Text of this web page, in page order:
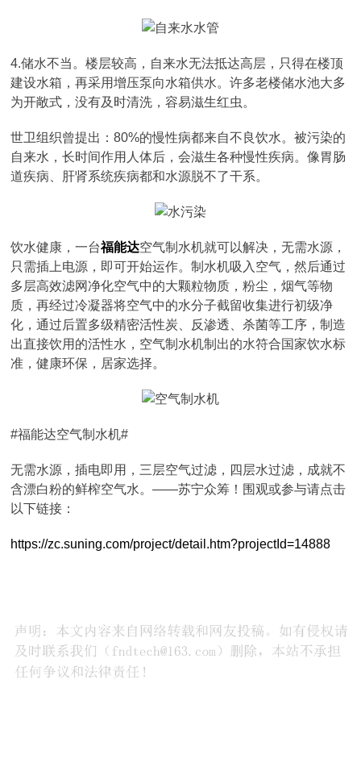
4.储水不当。楼层较高，自来水无法抵达高层，只得在楼顶
建设水箱，再采用增压泵向水箱供水。许多老楼储水池大多
为开敞式，没有及时清洗，容易滋生红虫。
世卫组织曾提出：80%的慢性病都来自不良饮水。被污染的
自来水，长时间作用人体后，会滋生各种慢性疾病。像胃肠
道疾病、肝肾系统疾病都和水源脱不了干系。
饮水健康，一台福能达空气制水机就可以解决，无需水源，
只需插上电源，即可开始运作。制水机吸入空气，然后通过
多层高效滤网净化空气中的大颗粒物质，粉尘，烟气等物
质，再经过冷凝器将空气中的水分子截留收集进行初级净
化，通过后置多级精密活性炭、反渗透、杀菌等工序，制造
出直接饮用的活性水，空气制水机制出的水符合国家饮水标
准，健康环保，居家选择。
#福能达空气制水机#
无需水源，插电即用，三层空气过滤，四层水过滤，成就不
含漂白粉的鲜榨空气水。——苏宁众筹！围观或参与请点击
以下链接：
https://zc.suning.com/project/detail.htm?projectId=14888